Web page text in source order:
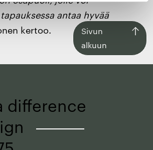
antaa hyvää
kertoo.
Sivun
alkuun
sivun
difference